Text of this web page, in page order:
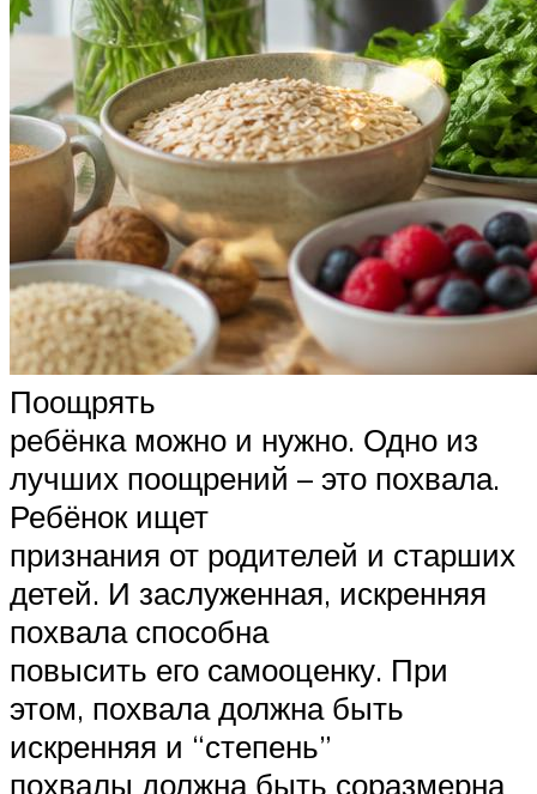
Поощрять
ребёнка можно и нужно. Одно из
лучших поощрений – это похвала.
Ребёнок ищет
признания от родителей и старших
детей. И заслуженная, искренняя
похвала способна
повысить его самооценку. При
этом, похвала должна быть
искренняя и “степень”
похвалы должна быть соразмерна